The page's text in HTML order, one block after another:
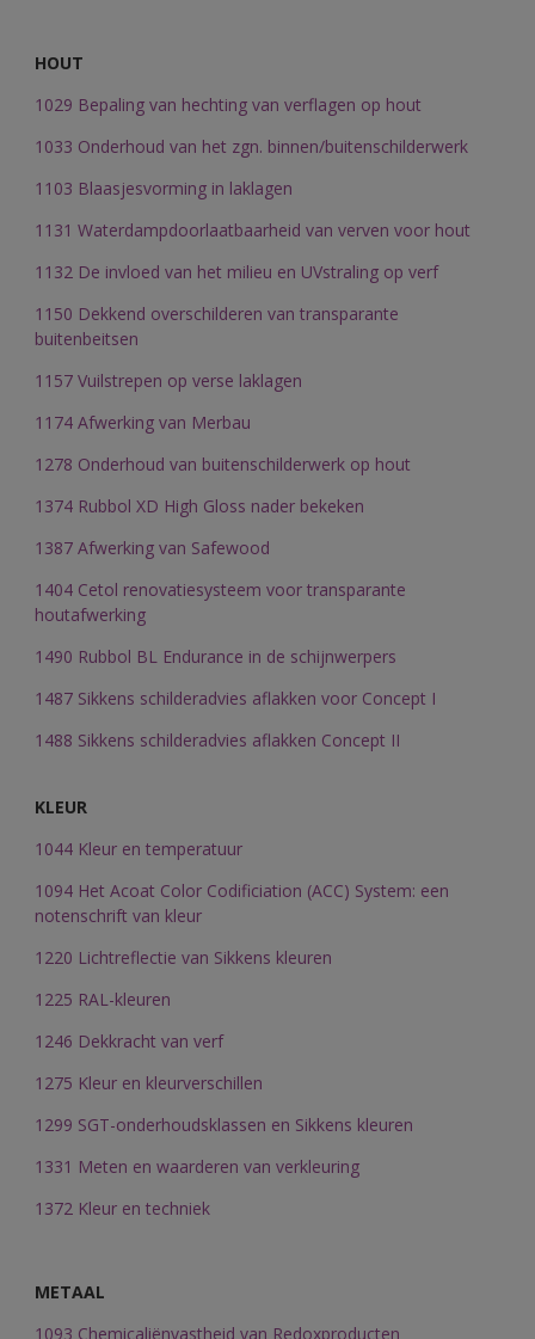
HOUT
1029 Bepaling van hechting van verflagen op hout
1033 Onderhoud van het zgn. binnen/buitenschilderwerk
1103 Blaasjesvorming in laklagen
1131 Waterdampdoorlaatbaarheid van verven voor hout
1132 De invloed van het milieu en UVstraling op verf
1150 Dekkend overschilderen van transparante
buitenbeitsen
1157 Vuilstrepen op verse laklagen
1174 Afwerking van Merbau
1278 Onderhoud van buitenschilderwerk op hout
1374 Rubbol XD High Gloss nader bekeken​
1387 Afwerking van Safewood
1404 Cetol renovatiesysteem voor transparante
houtafwerking
1490 Rubbol BL Endurance in de schijnwerpers
1487 Sikkens schilderadvies aflakken voor Concept I
1488 Sikkens schilderadvies aflakken Concept II
KLEUR
1044 Kleur en temperatuur
1094 Het Acoat Color Codificiation (ACC) System: een
notenschrift van kleur
1220 Lichtreflectie van Sikkens kleuren
1225 RAL-kleuren
1246 Dekkracht van verf
1275 Kleur en kleurverschillen
1299 SGT-onderhoudsklassen en Sikkens kleuren
1331 Meten en waarderen van verkleuring
1372 Kleur en techniek
METAAL
1093 Chemicaliënvastheid van Redoxproducten